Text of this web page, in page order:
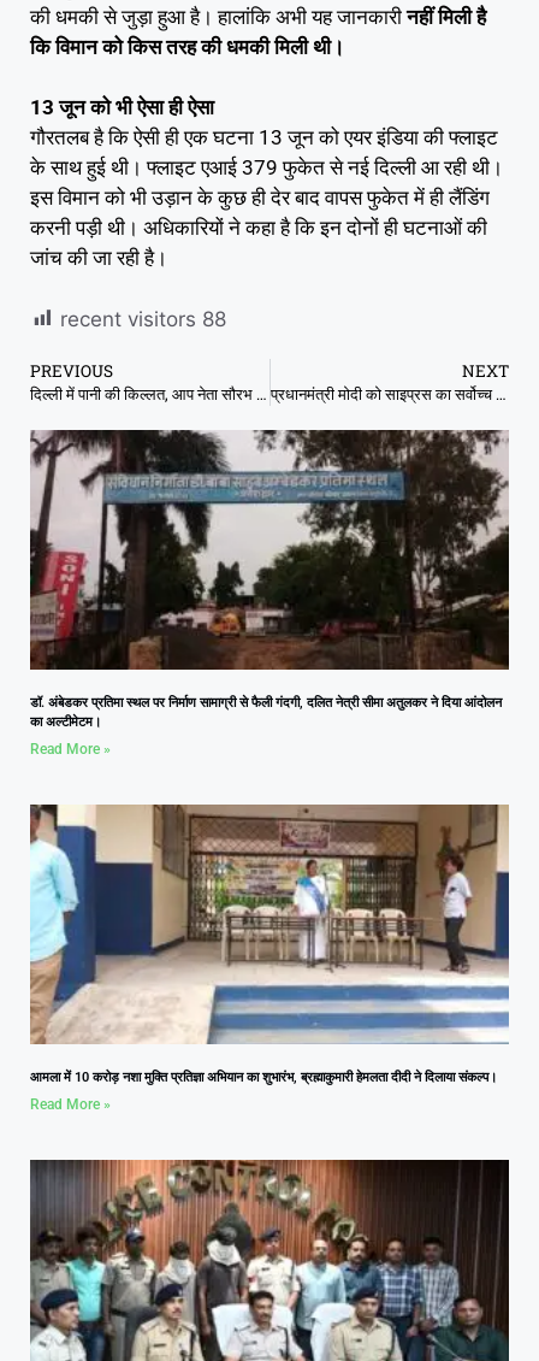
की धमकी से जुड़ा हुआ है। हालांकि अभी यह जानकारीनहीं मिली है
कि विमान को किस तरह की धमकी मिली थी।
13 जून को भी ऐसा ही ऐसा
गौरतलब है कि ऐसी ही एक घटना 13 जून को एयर इंडिया की फ्लाइट
के साथ हुई थी। फ्लाइट एआई 379 फुकेत से नई दिल्ली आ रही थी।
इस विमान को भी उड़ान के कुछ ही देर बाद वापस फुकेत में ही लैंडिंग
करनी पड़ी थी। अधिकारियों ने कहा है कि इन दोनों ही घटनाओं की
जांच की जा रही है।
recent visitors 88
PREVIOUS
दिल्ली में पानी की किल्लत, आप नेता सौरभ भारद्वाज ने बीजेपी सरकार पर कसा तंज, बोले – चार इंजन वाली सरकार भी पूरी तरह असफल
NEXT
प्रधानमंत्री मोदी को साइप्रस का सर्वोच्च सम्मान मिलने पर मुख्यमंत्री डॉ. यादव ने किया अभिनंदन
डॉ. अंबेडकर प्रतिमा स्थल पर निर्माण सामाग्री से फैली गंदगी, दलित नेत्री सीमा अतुलकर ने दिया आंदोलन
का अल्टीमेटम।
Read More »
आमला में 10 करोड़ नशा मुक्ति प्रतिज्ञा अभियान का शुभारंभ, ब्रह्माकुमारी हेमलता दीदी ने दिलाया संकल्प।
Read More »